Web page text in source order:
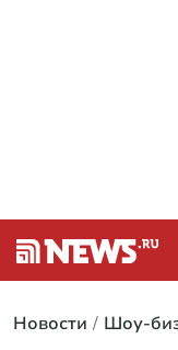
Новости Шоу-